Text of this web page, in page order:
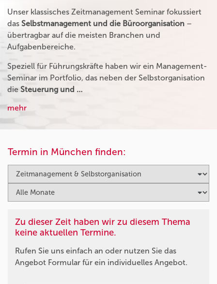
Unser klassisches Zeitmanagement Seminar fokussiert
das Selbstmanagement und die Büroorganisation –
übertragbar auf die meisten Branchen und
Aufgabenbereiche.
Speziell für Führungskräfte haben wir ein Management-
Seminar im Portfolio, das neben der Selbstorganisation
die Steuerung und …
mehr
Termin in München finden:
Zu dieser Zeit haben wir zu diesem Thema
keine aktuellen Termine.
Rufen Sie uns einfach an oder nutzen Sie das
Angebot Formular für ein individuelles Angebot.